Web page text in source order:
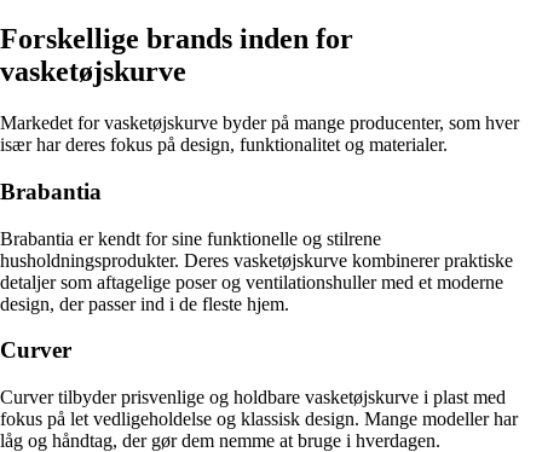
Forskellige brands inden for
vasketøjskurve
Markedet for vasketøjskurve byder på mange producenter, som hver
især har deres fokus på design, funktionalitet og materialer.
Brabantia
Brabantia er kendt for sine funktionelle og stilrene
husholdningsprodukter. Deres vasketøjskurve kombinerer praktiske
detaljer som aftagelige poser og ventilationshuller med et moderne
design, der passer ind i de fleste hjem.
Curver
Curver tilbyder prisvenlige og holdbare vasketøjskurve i plast med
fokus på let vedligeholdelse og klassisk design. Mange modeller har
låg og håndtag, der gør dem nemme at bruge i hverdagen.